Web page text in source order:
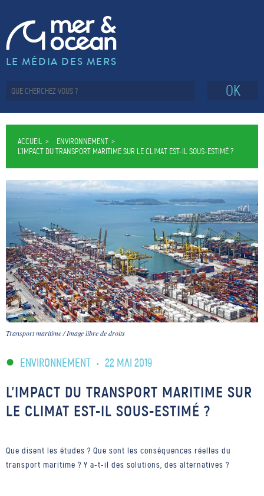
LE MÉDIA DES MERS
OK
ACCUEIL
ENVIRONNEMENT
L’IMPACT DU TRANSPORT MARITIME SUR LE CLIMAT EST-IL SOUS-ESTIMÉ ?
Transport maritime / Image libre de droits
ENVIRONNEMENT • 22 MAI 2019
L’IMPACT DU TRANSPORT MARITIME SUR
LE CLIMAT EST-IL SOUS-ESTIMÉ ?
Que disent les études ? Que sont les conséquences réelles du
transport maritime ? Y a-t-il des solutions, des alternatives ?